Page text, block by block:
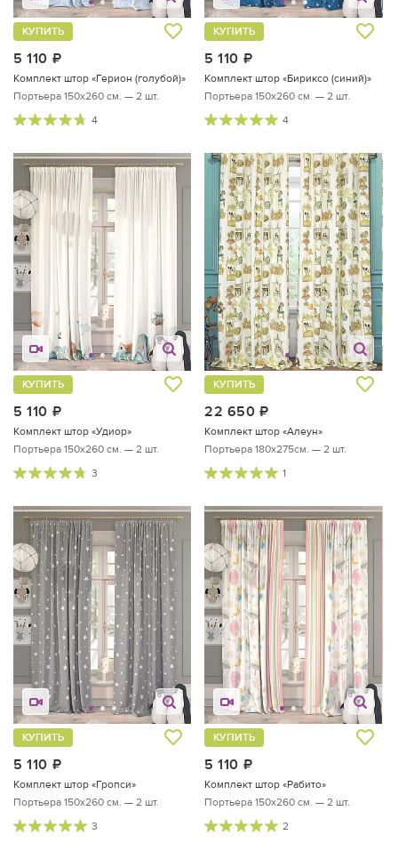
5 110
КУПИТЬ
Комплект штор «Герион (голубой)»
Портьера 150х260 см. — 2 шт.
4
5 110
КУПИТЬ
Комплект штор «Бириксо (синий)»
Портьера 150х260 см. — 2 шт.
4
5 110
КУПИТЬ
Комплект штор «Удиор»
Портьера 150х260 см. — 2 шт.
3
22 650
КУПИТЬ
Комплект штор «Алеун»
Портьера 180х275см. — 2 шт.
1
5 110
КУПИТЬ
Комплект штор «Гропси»
Портьера 150х260 см. — 2 шт.
3
5 110
КУПИТЬ
Комплект штор «Рабито»
Портьера 150х260 см. — 2 шт.
2